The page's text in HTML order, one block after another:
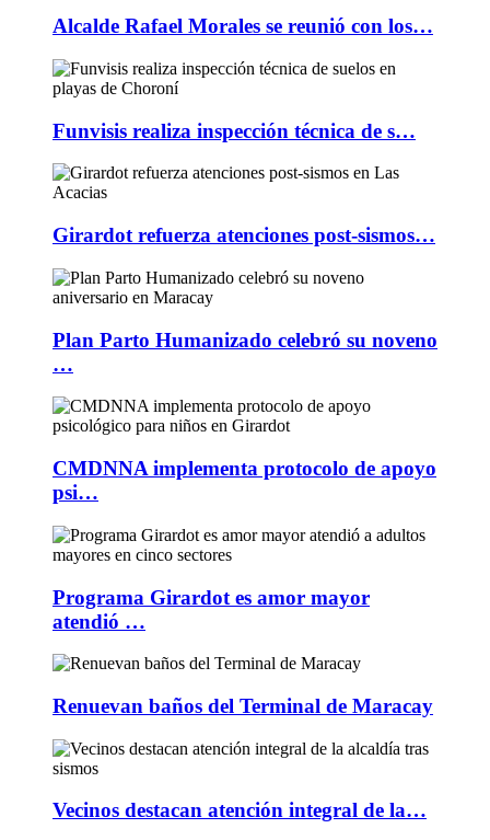
Alcalde Rafael Morales se reunió con los…
Funvisis realiza inspección técnica de s…
Girardot refuerza atenciones post-sismos…
Plan Parto Humanizado celebró su noveno
…
CMDNNA implementa protocolo de apoyo
psi…
Programa Girardot es amor mayor
atendió …
Renuevan baños del Terminal de Maracay
Vecinos destacan atención integral de la…